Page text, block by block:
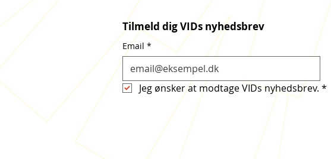
Tilmeld dig VIDs nyhedsbrev
Email *
Jeg ønsker at modtage VIDs nyhedsbrev. *